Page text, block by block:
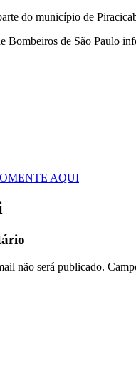
do município de
Bombeiros de São Paulo
AQUI
não será publicado.